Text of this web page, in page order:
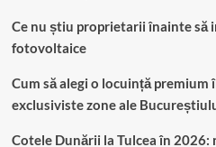
Ce nu știu proprietarii înainte să
fotovoltaice
Cum să alegi o locuință
exclusiviste zone ale
Cotele Dunării la Tulcea în 2026: